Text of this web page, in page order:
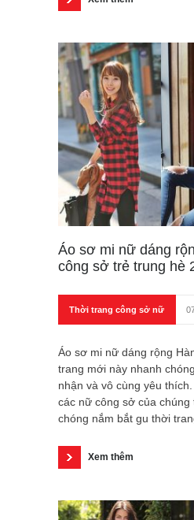
Áo sơ mi nữ dáng
công sở trẻ trung hè
Thời trang công sở nữ
Áo sơ mi nữ dáng rộng
trang mới này nhanh
nhận và vô cùng yêu
các nữ công sở của chúng
chóng nắm bắt gu thời
Xem thêm